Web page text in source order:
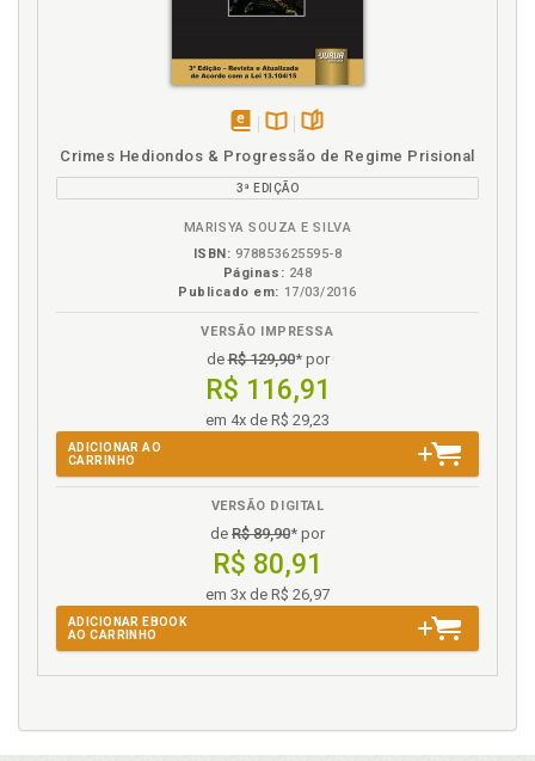
Xícara de café de Bentinho ou o arrependimento no
disponível
em
eBook
Disponível
B.V.
páginas
Crimes Hediondos & Progressão de Regime Prisional
3ª EDIÇÃO
MARISYA SOUZA E SILVA
ISBN: 978853625595-8
Páginas: 248
Publicado em: 17/03/2016
VERSÃO IMPRESSA
deR$ 129,90* por
R$ 116,91
em 4x de R$ 29,23
ADICIONAR AO
CARRINHO
VERSÃO DIGITAL
de R$ 89,90* por
R$ 80,91
em 3x de R$ 26,97
ADICIONAR EBOOK
AO CARRINHO